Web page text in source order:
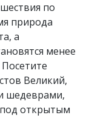
по
природа
а
менее
Великий,
шедеврами,
открытым